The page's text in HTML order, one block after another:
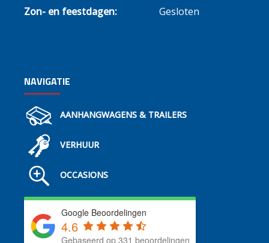
Zon- en feestdagen: Gesloten
NAVIGATIE
AANHANGWAGENS & TRAILERS
VERHUUR
OCCASIONS
Google Beoordelingen
4.6
Gebaseerd op 331 beoordelingen